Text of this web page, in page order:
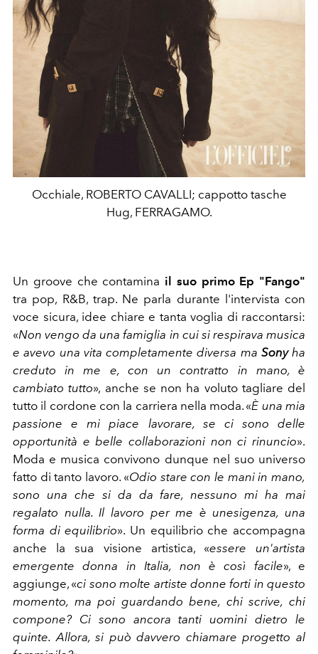
Occhiale, ROBERTO CAVALLI; cappotto tasche
Hug, FERRAGAMO.
Un groove che contamina il suo primo Ep "Fango"
tra pop, R&B, trap. Ne parla durante l'intervista con
voce sicura, idee chiare e tanta voglia di raccontarsi:
«Non vengo da una famiglia in cui si respirava musica
e avevo una vita completamente diversa ma Sonyha
creduto in me e, con un contratto in mano, è
cambiato tutto», anche se non ha voluto tagliare del
tutto il cordone con la carriera nella moda. «È una mia
passione e mi piace lavorare, se ci sono delle
opportunità e belle collaborazioni non ci rinuncio».
Moda e musica convivono dunque nel suo universo
fatto di tanto lavoro. «Odio stare con le mani in mano,
sono una che si da da fare, nessuno mi ha mai
regalato nulla. Il lavoro per me è unesigenza, una
forma di equilibrio». Un equilibrio che accompagna
anche la sua visione artistica, «essere un'artista
emergente donna in Italia, non è così facile», e
aggiunge, «ci sono molte artiste donne forti in questo
momento, ma poi guardando bene, chi scrive, chi
compone? Ci sono ancora tanti uomini dietro le
quinte. Allora, si può davvero chiamare progetto al